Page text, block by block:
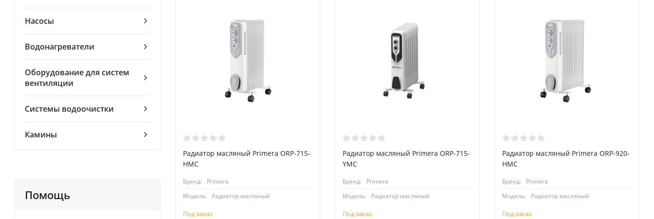
Насосы
Водонагреватели
Оборудование для систем
вентиляции
Системы водоочистки
Камины
Помощь
Радиатор масляный Primera ORP-715-
HMC
Бренд:
Primera
Модель:
Радиатор масляный
Под заказ
Радиатор масляный Primera ORP-715-
YMC
Бренд:
Primera
Модель:
Радиатор масляный
Под заказ
Радиатор масляный Primera ORP-920-
HMC
Бренд:
Primera
Модель:
Радиатор масляный
Под заказ